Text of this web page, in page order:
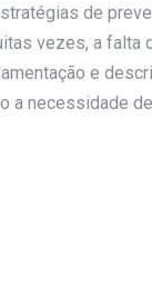
de
vezes, a falta
e
a necessidade